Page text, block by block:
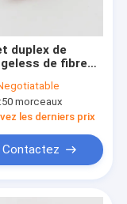
duplex de
de fibre
en plastique
50 morceaux
les derniers prix
Contactez